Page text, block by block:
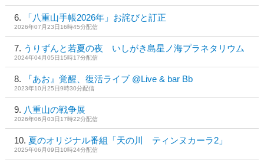
「八重山手帳2026年」お詫びと訂正
2026年07月23日16時45分配信
うりずんと若夏の夜 いしがき島星ノ海プラネタリウム
2024年04月05日15時17分配信
『あお』覚醒、復活ライブ @Live & bar Bb
2023年10月25日9時30分配信
八重山の戦争展
2026年06月03日17時22分配信
夏のオリジナル番組「天の川 ティンヌカーラ2」
2025年06月09日10時24分配信